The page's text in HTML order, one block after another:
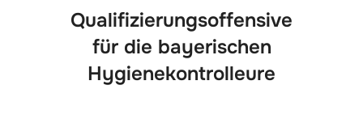
Qualifizierungsoffensive
für die bayerischen
Hygienekontrolleure